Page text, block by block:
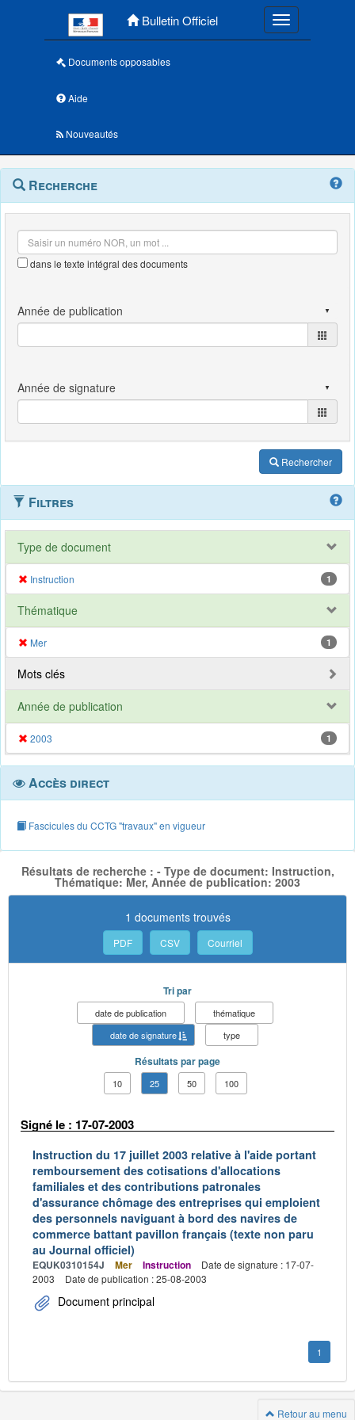
Bulletin Officiel Toggle
Documents opposables
Aide
Nouveautés
Navigation
outils
Menu
contextuel
Recherche
dans le texte intégral des documents
Rechercher
Filtres
Type de document
Instruction 1
Thématique
Mer 1
Mots clés
Année de publication
2003 1
Accès direct
Fascicules du CCTG "travaux" en vigueur
Résultats de recherche : - Type de document: Instruction,
Thématique: Mer, Année de publication: 2003
1 documents trouvés
PDF CSV Courriel
Tri par
date de publication
thématique
date de signature
type
Résultats par page
10 25 50 100
Signé le : 17-07-2003
Instruction du 17 juillet 2003 relative à l'aide portant
remboursement des cotisations d'allocations
familiales et des contributions patronales
d'assurance chômage des entreprises qui emploient
des personnels naviguant à bord des navires de
commerce battant pavillon français (texte non paru
au Journal officiel)
EQUK0310154J Mer Instruction
Date de signature : 17-07-
2003
Date de publication : 25-08-2003
Document principal
1
Retour au menu